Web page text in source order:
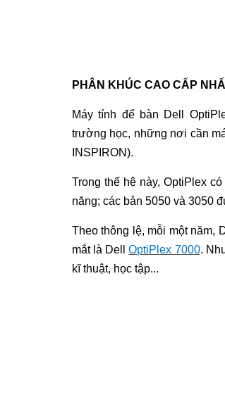
PHÂN KHÚC CAO CẤP
Máy tính để bàn Dell
trường học, những nơi cần
INSPIRON).
Trong thế hệ này, OptiPlex
năng; các bản 5050 và 3050
Theo thông lệ, mỗi một năm,
mắt là DellOptiPlex 7000.
kĩ thuật, học tập...